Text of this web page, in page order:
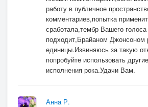
работу в публичное
комментариев,попытка
сработала,тембр Вашего
подходит,Брайаном Джонсоном
единицы.Извиняюсь за такую
попробуйте использовать
исполнения рока.Удачи Вам.
Анна Р.